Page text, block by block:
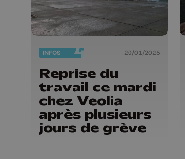
INFOS 20/01/2025
Reprise du
travail ce mardi
chez Veolia
après plusieurs
jours de grève